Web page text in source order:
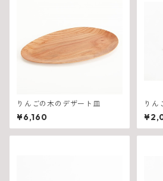
りんごの木のデザート皿
¥6,160
りん